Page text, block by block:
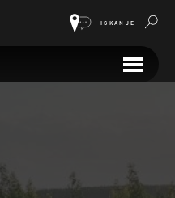
ISKANJE